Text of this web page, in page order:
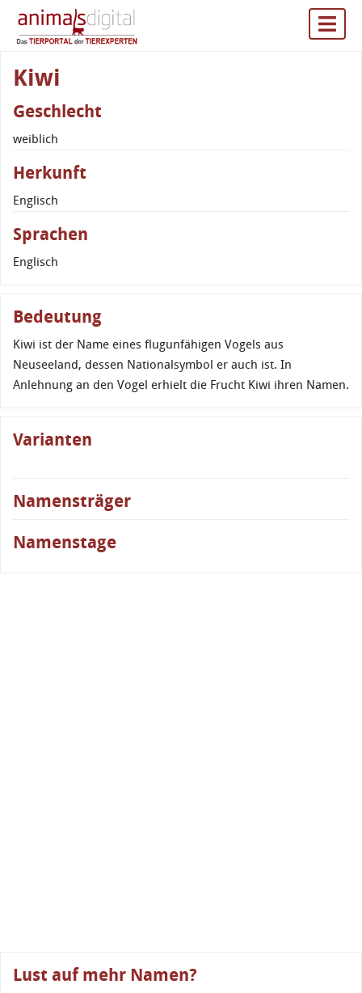
Kiwi
Geschlecht
weiblich
Herkunft
Englisch
Sprachen
Englisch
Bedeutung
Kiwi ist der Name eines flugunfähigen Vogels aus
Neuseeland, dessen Nationalsymbol er auch ist. In
Anlehnung an den Vogel erhielt die Frucht Kiwi ihren Namen.
Varianten
Namensträger
Namenstage
Lust auf mehr Namen?